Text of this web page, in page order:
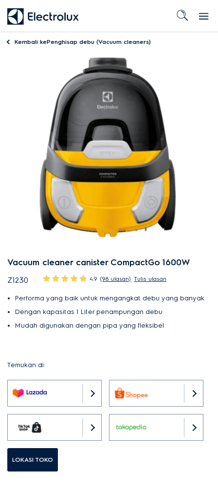
Kembali kePenghisap debu (Vacuum cleaners)
Vacuum cleaner canister CompactGo 1600W
Z1230 4.9 (98 ulasan) Tulis ulasan
Performa yang baik untuk mengangkat debu yang banyak
Dengan kapasitas 1 Liter penampungan debu
Mudah digunakan dengan pipa yang fleksibel
Temukan di:
LOKASI TOKO